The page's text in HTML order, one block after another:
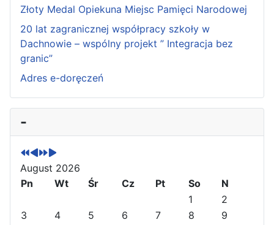
Złoty Medal Opiekuna Miejsc Pamięci Narodowej
20 lat zagranicznej współpracy szkoły w
Dachnowie – wspólny projekt ” Integracja bez
granic”
Adres e-doręczeń
-
P
r
e
v
i
o
s
P
e
v
i
o
N
x
t
Y
N
x
t
M
August 2026
Pn
Wt Śr Cz Pt So
N
1
2
3
4 5 6 7 8
9